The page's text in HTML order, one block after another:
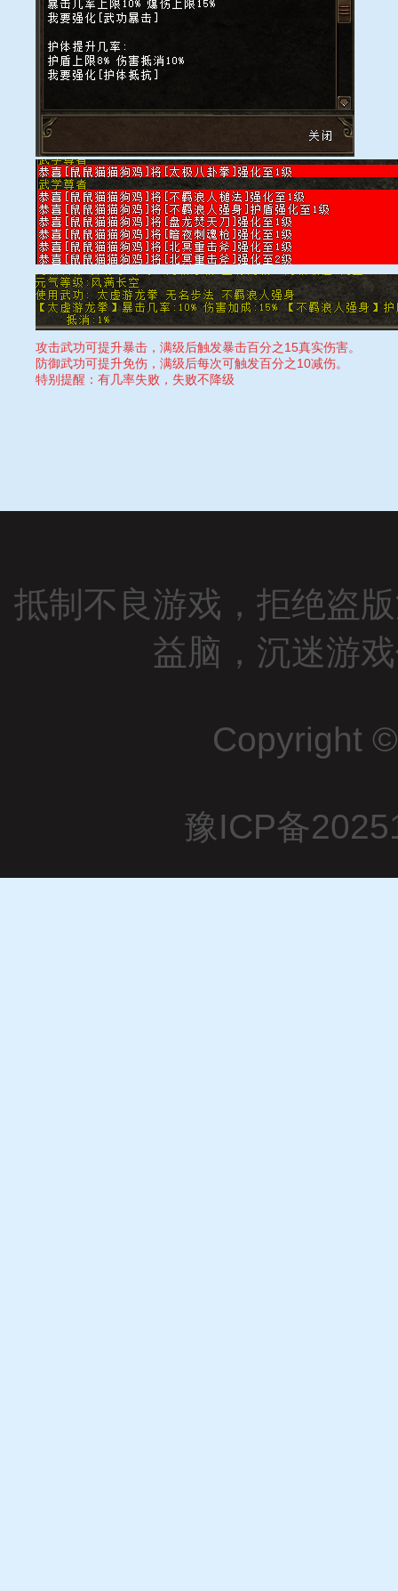
攻击武功可提升暴击，满级后触发暴击百分之15真实伤害。
防御武功可提升免伤，满级后每次可触发百分之10减伤。
特别提醒：有几率失败，失败不降级
抵制不良游戏，拒绝盗
益脑，沉迷游
Copyright
豫ICP备